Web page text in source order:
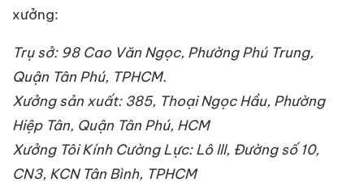
xưởng:
Trụ sở: 98 Cao Văn Ngọc, Phường Phú Trung,
Quận Tân Phú, TPHCM.
Xưởng sản xuất: 385, Thoại Ngọc Hầu, Phường
Hiệp Tân, Quận Tân Phú, HCM
Xưởng Tôi Kính Cường Lực: Lô lll, Đường số 10,
CN3, KCN Tân Bình, TPHCM